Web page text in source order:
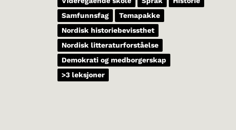
Samfunnsfag
Temapakke
Nordisk historiebevissthet
Nordisk litteraturforståelse
Demokrati og medborgerskap
>3 leksjoner